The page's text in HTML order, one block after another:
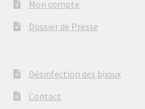
Mon compte
Dossier de Presse
Désinfection des bijoux
Contact